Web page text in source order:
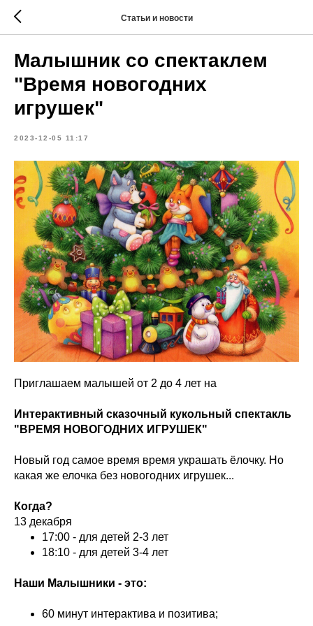
Статьи и новости
Малышник со спектаклем
"Время новогодних
игрушек"
2023-12-05 11:17
Приглашаем малышей от 2 до 4 лет на
Интерактивный сказочный кукольный спектакль
"ВРЕМЯ НОВОГОДНИХ ИГРУШЕК"
Новый год самое время время украшать ёлочку. Но
какая же елочка без новогодних игрушек...
Когда?
13 декабря
17:00 - для детей 2-3 лет
18:10 - для детей 3-4 лет
Наши Малышники - это:
60 минут интерактива и позитива;